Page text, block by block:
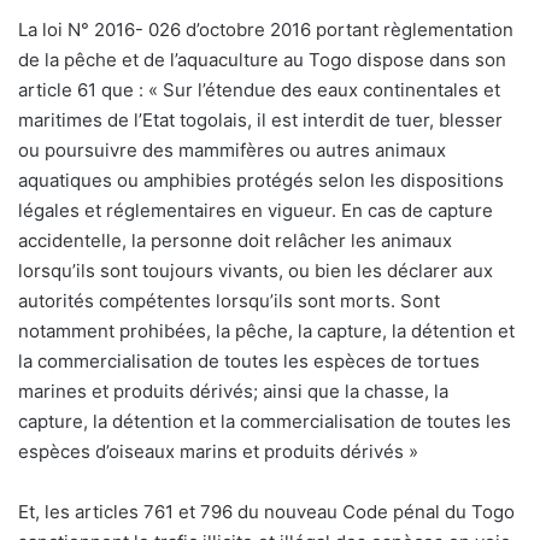
La loi N° 2016- 026 d’octobre 2016 portant règlementation
de la pêche et de l’aquaculture au Togo dispose dans son
article 61 que : « Sur l’étendue des eaux continentales et
maritimes de l’Etat togolais, il est interdit de tuer, blesser
ou poursuivre des mammifères ou autres animaux
aquatiques ou amphibies protégés selon les dispositions
légales et réglementaires en vigueur. En cas de capture
accidentelle, la personne doit relâcher les animaux
lorsqu’ils sont toujours vivants, ou bien les déclarer aux
autorités compétentes lorsqu’ils sont morts. Sont
notamment prohibées, la pêche, la capture, la détention et
la commercialisation de toutes les espèces de tortues
marines et produits dérivés; ainsi que la chasse, la
capture, la détention et la commercialisation de toutes les
espèces d’oiseaux marins et produits dérivés »
Et, les articles 761 et 796 du nouveau Code pénal du Togo